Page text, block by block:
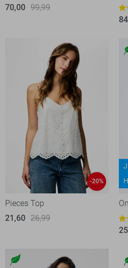
70,00 99,99
-20%
Pieces Top
21,60 26,99